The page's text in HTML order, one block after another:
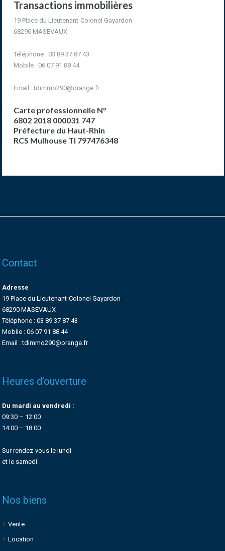
Transactions immobilières
19 Place du Lieutenant-Colonel Gayardon
68290 MASEVAUX
Téléphone : 03 89 37 87 43
Mobile : 06 07 91 88 44
Email :tdimmo290@orange.fr
Carte professionnelle N°
6802 2018 000031 747
Préfecture du Haut-Rhin
RCS Mulhouse TI 797476348
Contact
Adresse
19 Place du Lieutenant-Colonel Gayardon
68290 MASEVAUX
Téléphone : 03 89 37 87 43
Mobile : 06 07 91 88 44
Email : tdimmo290@orange.fr
Heures d’ouverture
Du mardi au vendredi :
09:30 – 12:00
14:00 – 18:00
Sur rendez-vous le lundi
et le samedi
Nos biens
Vente
Location